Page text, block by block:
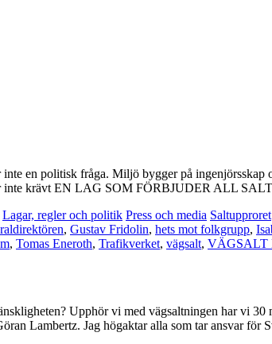
politisk fråga. Miljö bygger på ingenjörsskap
inte krävt EN LAG SOM FÖRBJUDER ALL
Lagar, regler och politik Press och media Saltupproret
, Gustav Fridolin, hets mot folkgrupp,
, Tomas Eneroth, Trafikverket, vägsalt, VÄGSALT
Upphör vi med vägsaltningen har vi
Lambertz. Jag högaktar alla som tar ansvar för